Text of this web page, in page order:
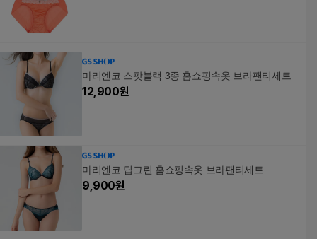
마리엔코 스팟블랙 3종 홈쇼핑속옷 브라팬티세트
12,900원
마리엔코 딥그린 홈쇼핑속옷 브라팬티세트
9,900원